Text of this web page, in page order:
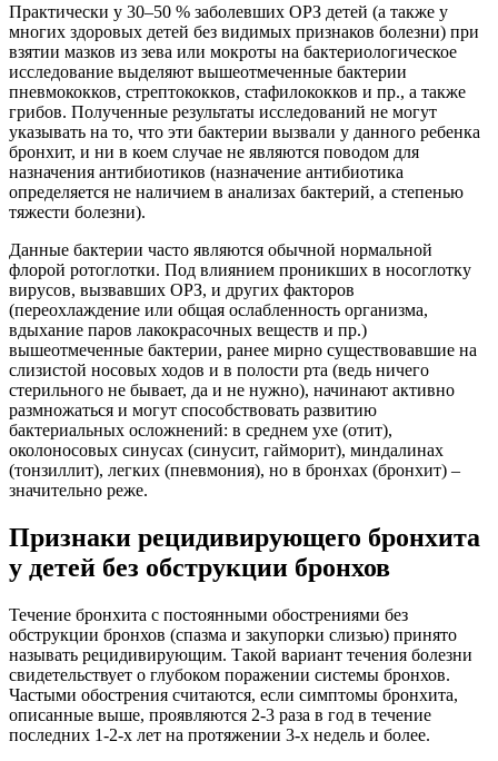
Практически у 30–50 % заболевших ОРЗ детей (а также у
многих здоровых детей без видимых признаков болезни) при
взятии мазков из зева или мокроты на бактериологическое
исследование выделяют вышеотмеченные бактерии
пневмококков, стрептококков, стафилококков и пр., а также
грибов. Полученные результаты исследований не могут
указывать на то, что эти бактерии вызвали у данного ребенка
бронхит, и ни в коем случае не являются поводом для
назначения антибиотиков (назначение антибиотика
определяется не наличием в анализах бактерий, а степенью
тяжести болезни).
Данные бактерии часто являются обычной нормальной
флорой ротоглотки. Под влиянием проникших в носоглотку
вирусов, вызвавших ОРЗ, и других факторов
(переохлаждение или общая ослабленность организма,
вдыхание паров лакокрасочных веществ и пр.)
вышеотмеченные бактерии, ранее мирно существовавшие на
слизистой носовых ходов и в полости рта (ведь ничего
стерильного не бывает, да и не нужно), начинают активно
размножаться и могут способствовать развитию
бактериальных осложнений: в среднем ухе (отит),
околоносовых синусах (синусит, гайморит), миндалинах
(тонзиллит), легких (пневмония), но в бронхах (бронхит) –
значительно реже.
Признаки рецидивирующего бронхита
у детей без обструкции бронхов
Течение бронхита с постоянными обострениями без
обструкции бронхов (спазма и закупорки слизью) принято
называть рецидивирующим. Такой вариант течения болезни
свидетельствует о глубоком поражении системы бронхов.
Частыми обострения считаются, если симптомы бронхита,
описанные выше, проявляются 2-3 раза в год в течение
последних 1-2-х лет на протяжении 3-х недель и более.